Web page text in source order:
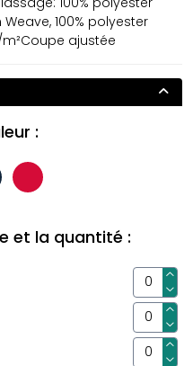
100% polyester
m²Coupe ajustée
:
et la quantité :